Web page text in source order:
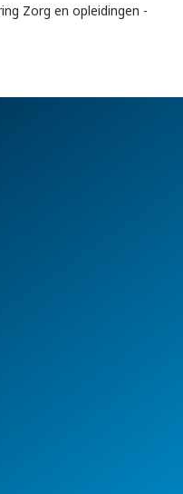
Zorg en opleidingen -